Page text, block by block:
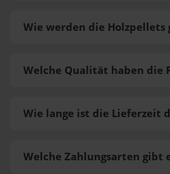
Wie werden die Holzpellets
Welche Zahlungsarten gibt
Welche Qualität haben die
Wie lange ist die Lieferzeit